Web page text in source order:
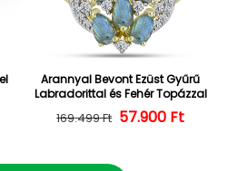
ár
Arannyal Bevont Ezüst Gyűrű
Labradorittal és Fehér Topázzal
Normál ár
169.499 Ft 57.900 Ft